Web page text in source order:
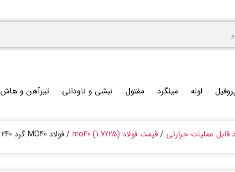
لوله میلگرد مفتول نبشی و ناودانی تیرآهن و هاش
قابل عملیات حرارتی / قیمت فولاد mo40 (1.7225) / فولاد MO40 گرد 240 هاترول اصفهان